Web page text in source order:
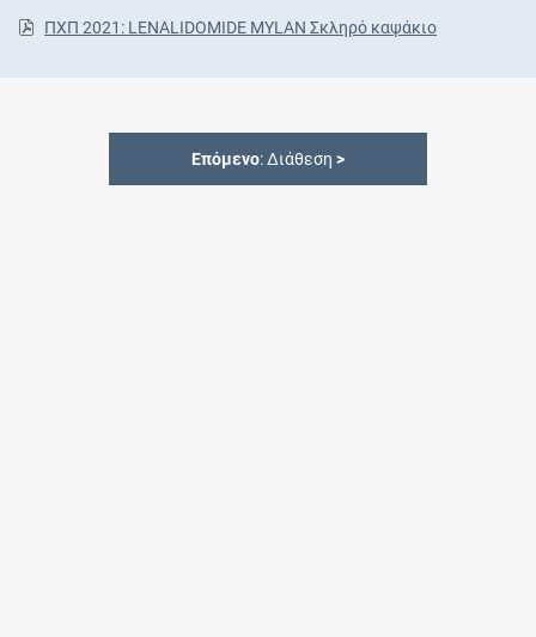
ΠΧΠ 2021: LENALIDOMIDE MYLAN Σκληρό καψάκιο
Επόμενο: Διάθεση >